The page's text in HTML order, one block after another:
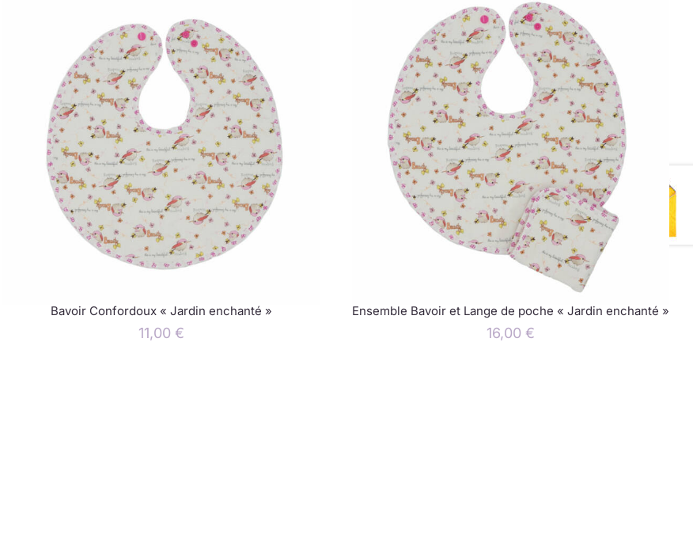
Bavoir Confordoux « Jardin enchanté »
11,00 €
Ensemble Bavoir et Lange de poche « Jardin enchanté »
16,00 €